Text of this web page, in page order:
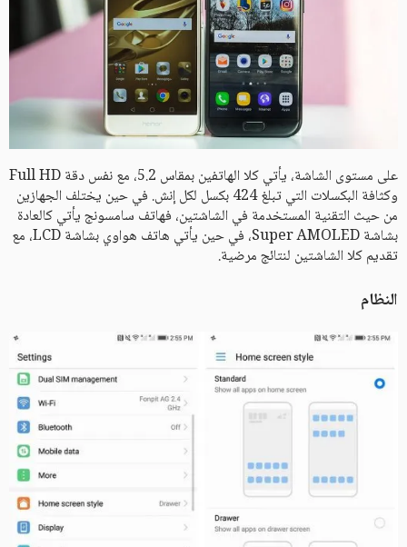
على مستوى الشاشة، يأتي كلا الهاتفين بمقاس 5.2، مع نفس دقة Full HD
وكثافة البكسلات التي تبلغ 424 بكسل لكل إنش. في حين يختلف الجهازين
من حيث التقنية المستخدمة في الشاشتين، فهاتف سامسونج يأتي كالعادة
بشاشة Super AMOLED، في حين يأتي هاتف هواوي بشاشة LCD، مع
تقديم كلا الشاشتين لنتائج مرضية.
النظام